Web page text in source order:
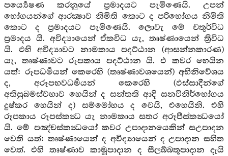
පර්‍ය්‍යෙෂණ කරනුයේ ප්‍රමාදයට පැමිණෙයි. උපන්
භෝගයන්ගේ ආරක්‍ෂාව නිමිති කොට ද පරිභෝගය නිමිති
කොට ද ප්‍රමාදයට පැමිණෙයි. ලොවැ මේ චතුර්විධ
ප්‍රමාදය යි. අවිද්‍යායෙන් ඒකවිධ යැ, තෘෂ්ණායෙන් ත්‍රිවිධ
යි. එහි අවිද්‍යාවට නාමකාය පදට්ඨාන (ආසන්නකාරණ)
යැ, තෘෂ්ණාවට රූපකාය පදට්ඨාන යි. එ කවර හෙයින
යත්: රූපධර්‍මයන් කෙරෙහි (තෘෂ්ණාවශයෙන්) අභිනිවේශය
ද, අරූපභවධර්‍මයන් කෙරෙහි (ඵස්සාදීන්ගේ
අතිසුඛමස්වභාව හෙයින් ද සන්තති ආදි ඝනවිනිර්භෝගය
දුෂ්කර හෙයින් ද) සම්මෝහය ද වෙයි, එහෙයිනි. එහි
රූපකාය රූපස්කන්‍ධ යැ නාමකාය සතර අරූපීස්කන්‍ධයෝ
යි. මේ පඤ්චස්කන්‍ධයෝ කවර උපාදානයෙකින් සඋපාදන
වෙති යත්: තෘෂ්ණායෙන් ද අවිද්‍යායෙන් ද උපාදාන සහිත
වෙත්. එහි තෘෂ්ණාව කාමූපාදාන ද සීලබ්බතූපාදාන දැයි